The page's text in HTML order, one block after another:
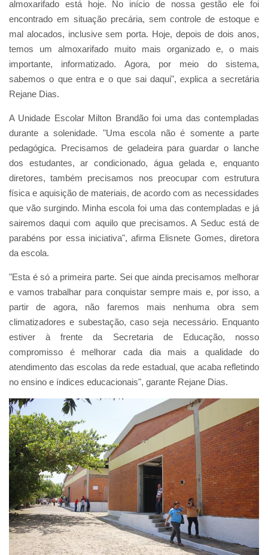
almoxarifado está hoje. No início de nossa gestão ele foi
encontrado em situação precária, sem controle de estoque e
mal alocados, inclusive sem porta. Hoje, depois de dois anos,
temos um almoxarifado muito mais organizado e, o mais
importante, informatizado. Agora, por meio do sistema,
sabemos o que entra e o que sai daqui", explica a secretária
Rejane Dias.
A Unidade Escolar Milton Brandão foi uma das contempladas
durante a solenidade. "Uma escola não é somente a parte
pedagógica. Precisamos de geladeira para guardar o lanche
dos estudantes, ar condicionado, água gelada e, enquanto
diretores, também precisamos nos preocupar com estrutura
física e aquisição de materiais, de acordo com as necessidades
que vão surgindo. Minha escola foi uma das contempladas e já
sairemos daqui com aquilo que precisamos. A Seduc está de
parabéns por essa iniciativa", afirma Elisnete Gomes, diretora
da escola.
"Esta é só a primeira parte. Sei que ainda precisamos melhorar
e vamos trabalhar para conquistar sempre mais e, por isso, a
partir de agora, não faremos mais nenhuma obra sem
climatizadores e subestação, caso seja necessário. Enquanto
estiver à frente da Secretaria de Educação, nosso
compromisso é melhorar cada dia mais a qualidade do
atendimento das escolas da rede estadual, que acaba refletindo
no ensino e índices educacionais", garante Rejane Dias.